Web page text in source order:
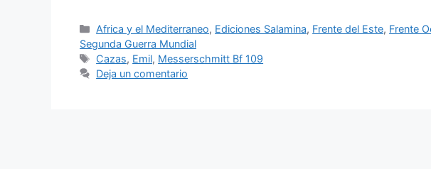
Categorías
Africa y el Mediterraneo, Ediciones Salamina, Frente del Este, Frente
Segunda Guerra Mundial
Etiquetas
Cazas, Emil, Messerschmitt Bf 109
Deja un comentario